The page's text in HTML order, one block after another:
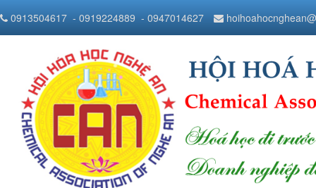
0913504617 - 0919224889 - 0947014627